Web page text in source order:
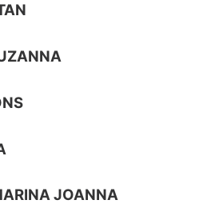
JOANNA